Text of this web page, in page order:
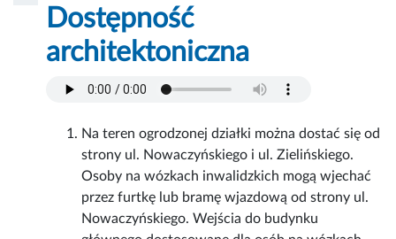
Dostępność
architektoniczna
Na teren ogrodzonej działki można dostać się od
strony ul. Nowaczyńskiego i ul. Zielińskiego.
Osoby na wózkach inwalidzkich mogą wjechać
przez furtkę lub bramę wjazdową od strony ul.
Nowaczyńskiego. Wejścia do budynku